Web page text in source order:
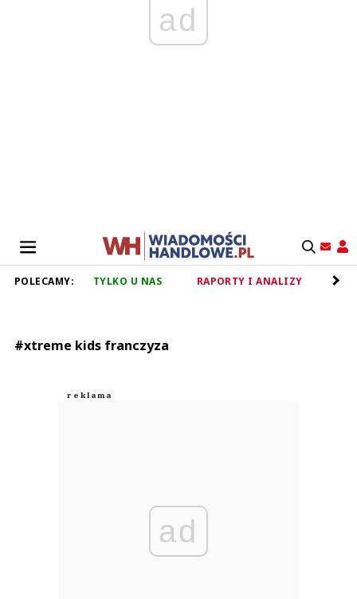
ad
POLECAMY: TYLKO U NAS RAPORTY I ANALIZY
#xtreme kids franczyza
ad